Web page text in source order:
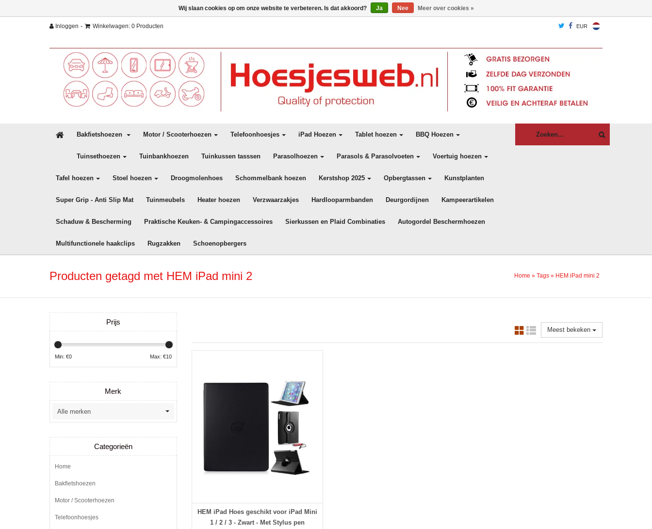
Inloggen - Winkelwagen: 0 Producten EUR
Bakfietshoezen Motor / Scooterhoezen Telefoonhoesjes iPad Hoezen Tablet hoezen BBQ Hoezen
Tuinsethoezen Tuinbankhoezen Tuinkussen tasssen Parasolhoezen Parasols & Parasolvoeten Voertuig hoezen
Tafel hoezen Stoel hoezen Droogmolenhoes Schommelbank hoezen Kerstshop 2025 Opbergtassen Kunstplanten
Super Grip - Anti Slip Mat Tuinmeubels Heater hoezen Verzwaarzakjes Hardlooparmbanden Deurgordijnen Kampeerartikelen
Schaduw & Bescherming Praktische Keuken- & Campingaccessoires Sierkussen en Plaid Combinaties Autogordel Beschermhoezen
Multifunctionele haakclips Rugzakken Schoenopbergers
Producten getagd met HEM iPad mini 2 Home » Tags » HEM iPad mini 2
Meest bekeken
HEM iPad Hoes geschikt voor iPad Mini
1 / 2 / 3 - Zwart - Met Stylus pen
Prijs
Min: €0 Max: €10
Merk
Categorieën
Home
Bakfietshoezen
Motor / Scooterhoezen
Telefoonhoesjes
Wij slaan cookies op om onze website te verbeteren. Is dat akkoord? Ja Nee Meer over cookies »